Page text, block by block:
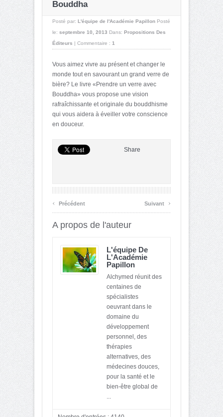
Bouddha
Posté par: L'équipe de l'Académie Papillon Posté
le: septembre 10, 2013 Dans: Propositions Des
Éditeurs | Commentaire : 1
Vous aimez vivre au présent et changer le
monde tout en savourant un grand verre de
bière? Le livre «Prendre un verre avec
Bouddha» vous propose une vision
rafraîchissante et originale du bouddhisme
qui vous aidera à éveiller votre conscience
en douceur.
Share
‹ Précédent Suivant ›
A propos de l'auteur
L'équipe De
L'Académie
Papillon
Alchymed réunit des
centaines de
spécialistes
oeuvrant dans le
domaine du
développement
personnel, des
thérapies
alternatives, des
médecines douces,
pour la santé et le
bien-être global de